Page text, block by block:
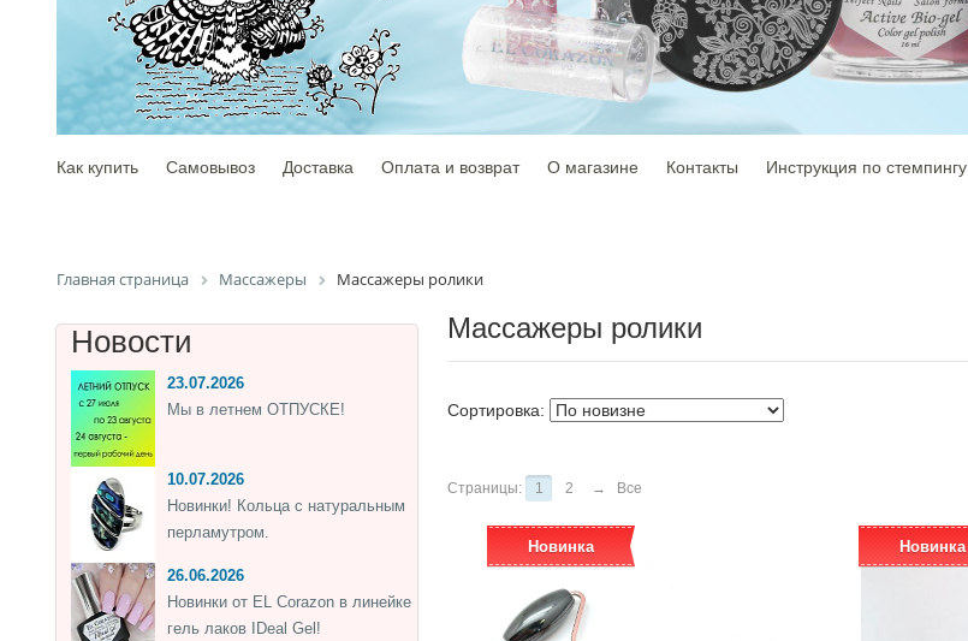
Как купить Самовывоз Доставка Оплата и возврат О магазине Контакты Инструкция по стемпингу
Главная страница Массажеры Массажеры ролики
Массажеры ролики
Сортировка:
Страницы: 1 2 → Все
Новинка Новинка
Новости
23.07.2026
Мы в летнем ОТПУСКЕ!
10.07.2026
Новинки! Кольца с натуральным
перламутром.
26.06.2026
Новинки от EL Corazon в линейке
гель лаков IDeal Gel!